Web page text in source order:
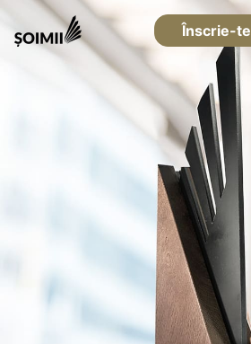
Înscrie-te